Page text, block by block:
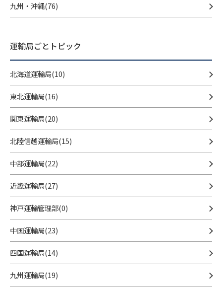
九州・沖縄(76)
運輸局ごとトピック
北海道運輸局(10)
東北運輸局(16)
関東運輸局(20)
北陸信越運輸局(15)
中部運輸局(22)
近畿運輸局(27)
神戸運輸管理部(0)
中国運輸局(23)
四国運輸局(14)
九州運輸局(19)